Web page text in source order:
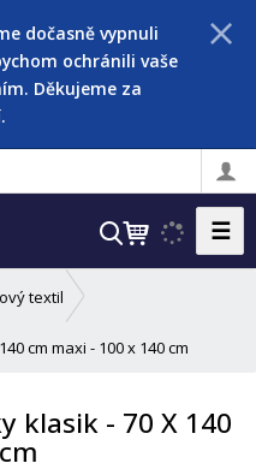
dočasně vypnuli
ochránili vaše
Děkujeme za
V
e
a
t
☰
textil
cm maxi - 100 x 140 cm
klasik - 70 X 140